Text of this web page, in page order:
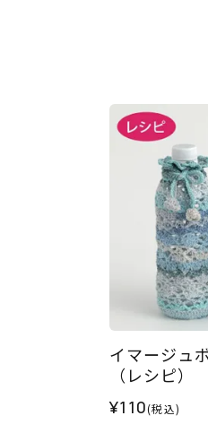
イマージュ
（レシピ）
¥110(税込)